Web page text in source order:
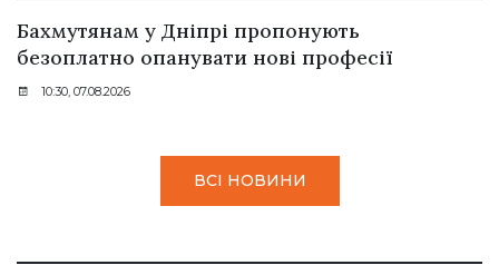
Бахмутянам у Дніпрі пропонують
безоплатно опанувати нові професії
10:30, 07.08.2026
ВСІ НОВИНИ